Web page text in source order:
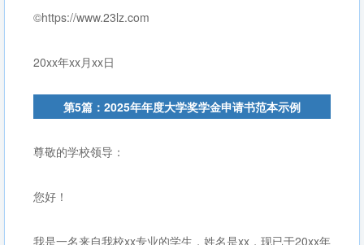
©https://www.23lz.com
20xx年xx月xx日
第5篇：2025年年度大学奖学金申请书范本示例
尊敬的学校领导：
您好！
我是一名来自我校xx专业的学生，姓名是xx，现已于20xx年